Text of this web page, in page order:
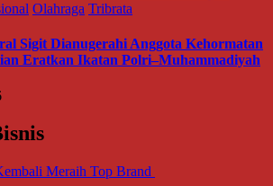
Olahraga Tribrata
Sigit Dianugerahi Anggota Kehormatan
Eratkan Ikatan Polri–Muhammadiyah